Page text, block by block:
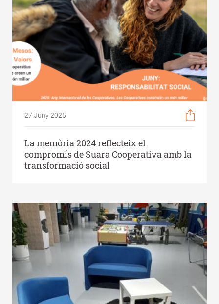
27 Juny 2025
La memòria 2024 reflecteix el
compromís de Suara Cooperativa amb la
transformació social